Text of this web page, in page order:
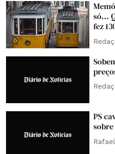
só...
fez
PS
sobre